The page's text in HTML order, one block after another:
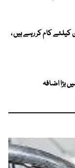
کام کر رہے ہیں ،
بڑا اضافہ